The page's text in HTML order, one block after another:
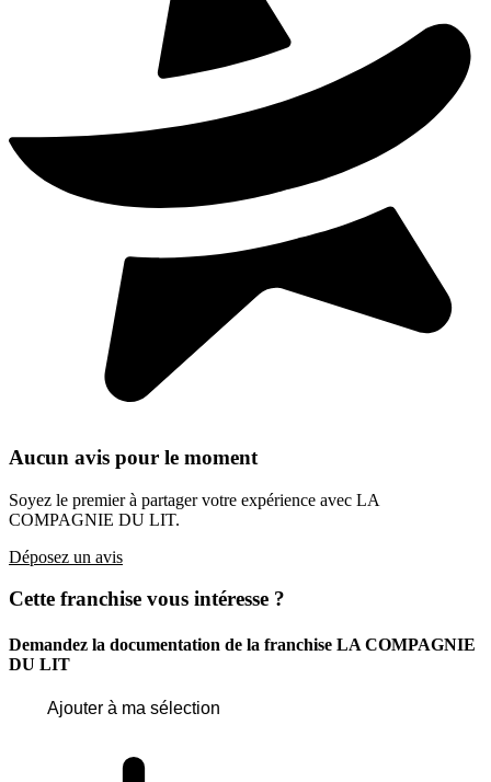
Aucun avis pour le moment
Soyez le premier à partager votre expérience avec LA
COMPAGNIE DU LIT.
Déposez un avis
Cette franchise vous intéresse ?
Demandez la documentation de la franchise LA COMPAGNIE
DU LIT
Ajouter à ma sélection